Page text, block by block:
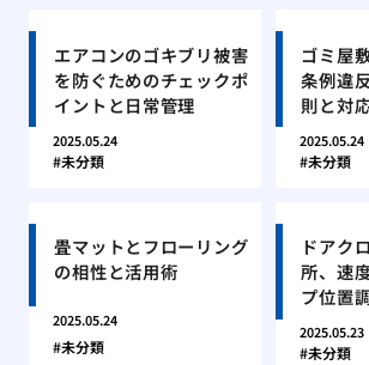
エアコンのゴキブリ被害
を防ぐためのチェックポ
イントと日常管理
2025.05.24
未分類
ゴミ屋
条例違
則と対
2025.05.24
未分類
畳マットとフローリング
の相性と活用術
2025.05.24
未分類
ドアク
所、速
プ位置
2025.05.23
未分類